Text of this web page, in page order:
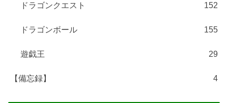
ドラゴンクエスト 152
ドラゴンボール 155
遊戯王 29
【備忘録】 4